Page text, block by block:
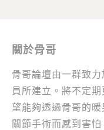
關於骨哥
骨哥論壇由一群致
員所建立。將不定
望能夠透過骨哥的
關節手術而感到害